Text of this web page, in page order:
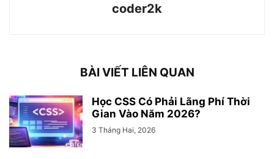
coder2k
BÀI VIẾT LIÊN QUAN
Học CSS Có Phải Lãng Phí Thời
Gian Vào Năm 2026?
3 Tháng Hai, 2026